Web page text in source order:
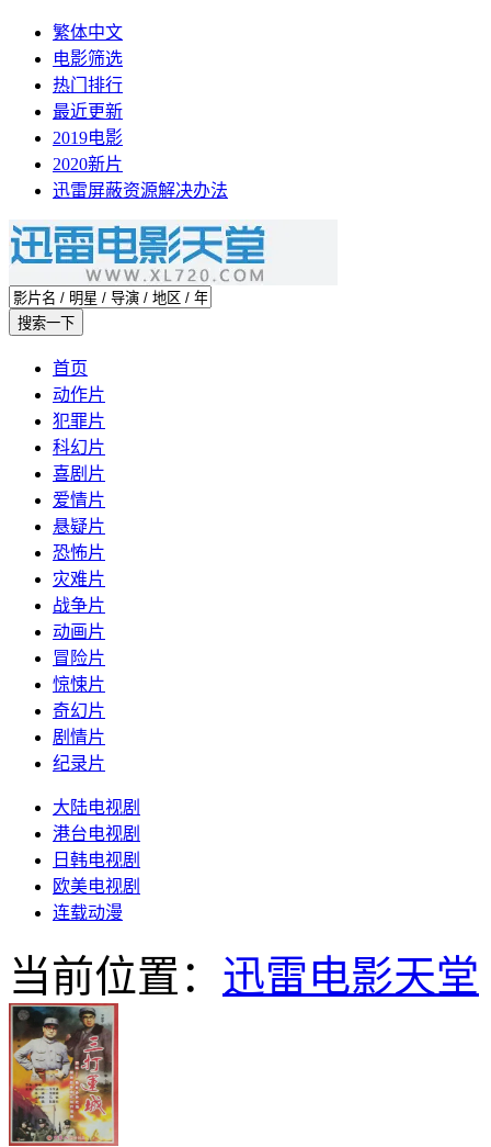
繁体中文
电影筛选
热门排行
最近更新
2019电影
2020新片
迅雷屏蔽资源解决办法
首页
动作片
犯罪片
科幻片
喜剧片
爱情片
悬疑片
恐怖片
灾难片
战争片
动画片
冒险片
惊悚片
奇幻片
剧情片
纪录片
大陆电视剧
港台电视剧
日韩电视剧
欧美电视剧
连载动漫
当前位置： 迅雷电影天堂